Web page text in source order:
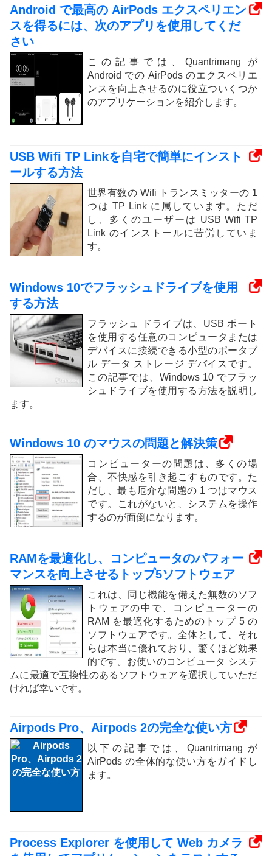
Android で最高の AirPods エクスペリエン
スを得るには、次のアプリを使用してくだ
さい
この記事では、Quantrimang が
Android での AirPods のエクスペリエ
ンスを向上させるのに役立ついくつか
のアプリケーションを紹介します。
USB Wifi TP Linkを自宅で簡単にインスト
ールする方法
世界有数の Wifi トランスミッターの 1
つは TP Link に属しています。ただ
し、多くのユーザーは USB Wifi TP
Link のインストールに苦労していま
す。
Windows 10でフラッシュドライブを使用
する方法
フラッシュ ドライブは、USB ポート
を使用する任意のコンピュータまたは
デバイスに接続できる小型のポータブ
ル データ ストレージ デバイスです。
この記事では、Windows 10 でフラッ
シュドライブを使用する方法を説明し
ます。
Windows 10 のマウスの問題と解決策
コンピューターの問題は、多くの場
合、不快感を引き起こすものです。た
だし、最も厄介な問題の 1 つはマウス
です。これがないと、システムを操作
するのが面倒になります。
RAMを最適化し、コンピュータのパフォー
マンスを向上させるトップ5ソフトウェア
これは、同じ機能を備えた無数のソフ
トウェアの中で、コンピューターの
RAM を最適化するためのトップ 5 の
ソフトウェアです。全体として、それ
らは本当に優れており、驚くほど効果
的です。お使いのコンピュータ システ
ムに最適で互換性のあるソフトウェアを選択していただ
ければ幸いです。
Airpods Pro、Airpods 2の完全な使い方
以下の記事では、Quantrimang が
AirPods の全体的な使い方をガイドし
ます。
Process Explorer を使用して Web カメラ